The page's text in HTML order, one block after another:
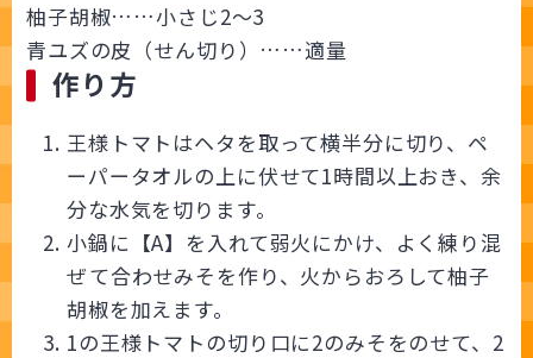
柚子胡椒……小さじ2～3
青ユズの皮（せん切り）……適量
作り方
王様トマトはヘタを取って横半分に切り、ペ
ーパータオルの上に伏せて1時間以上おき、余
分な水気を切ります。
小鍋に【A】を入れて弱火にかけ、よく練り混
ぜて合わせみそを作り、火からおろして柚子
胡椒を加えます。
1の王様トマトの切り口に2のみそをのせて、2